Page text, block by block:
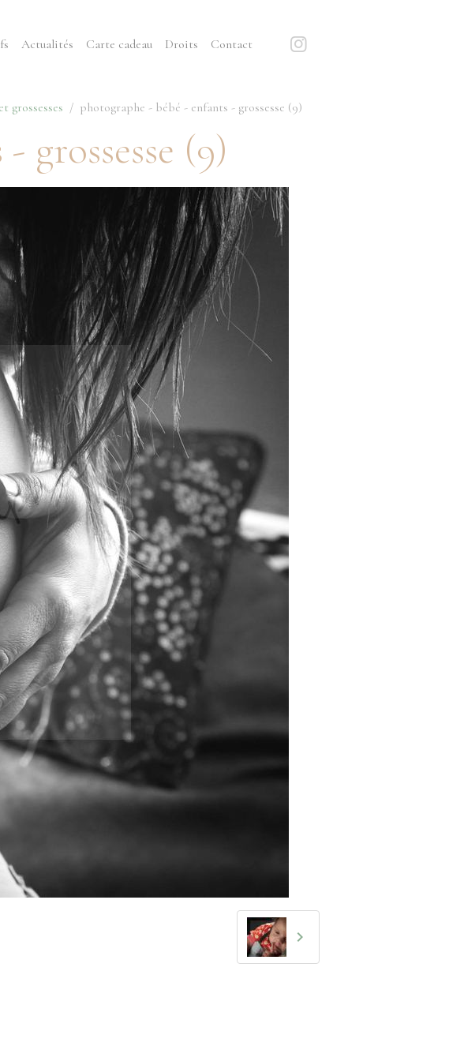
Actualités Carte cadeau Droits Contact
grossesses photographe - bébé - enfants - grossesse (9)
grossesse (9)